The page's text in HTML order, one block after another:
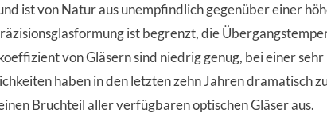
ist von Natur aus unempfindlich gegenüber einer
ist begrenzt, die
von Gläsern sind niedrig genug, bei einer
haben in den letzten zehn Jahren dramatisch
Bruchteil aller verfügbaren optischen Gläser aus.